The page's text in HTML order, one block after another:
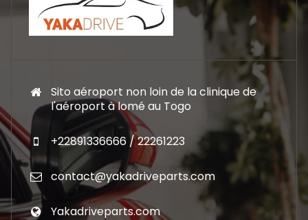
Sito aéroport non loin de la clinique de
l'aéroport à lomé au Togo
+22891336666 / 22261223
contact@yakadriveparts.com
Yakadriveparts.com